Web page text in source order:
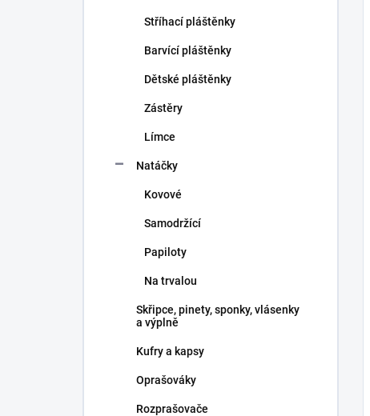
Stříhací pláštěnky
Barvící pláštěnky
Dětské pláštěnky
Zástěry
Límce
Natáčky
Kovové
Samodržící
Papiloty
Na trvalou
Skřipce, pinety, sponky, vlásenky
a výplně
Kufry a kapsy
Oprašováky
Rozprašovače